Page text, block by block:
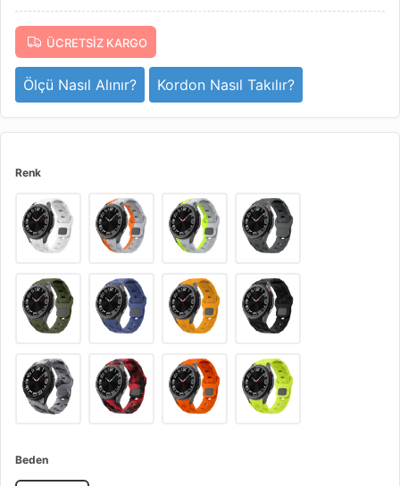
ÜCRETSIZ KARGO
Ölçü Nasıl Alınır? Kordon Nasıl Takılır?
Renk
Beden